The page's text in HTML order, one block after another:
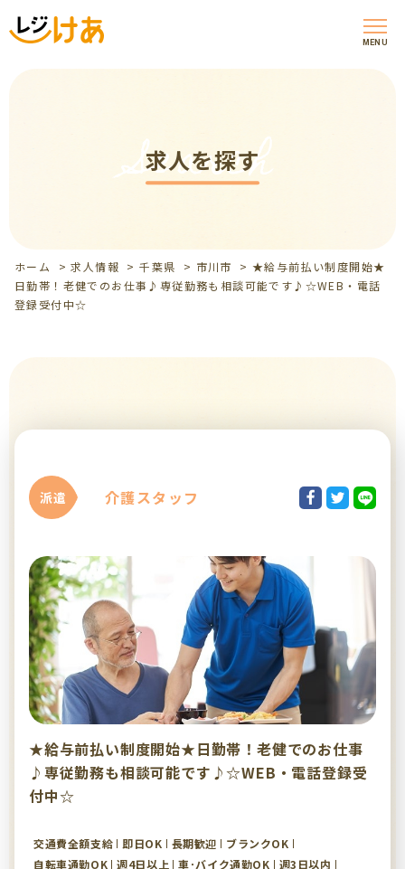
MENU
求人を探す
Search
ホーム >求人情報 >千葉県 > 市川市 >★給与前払い制度開始★
日勤帯！老健でのお仕事♪専従勤務も相談可能です♪☆WEB・電話
登録受付中☆
派遣 介護スタッフ
★給与前払い制度開始★日勤帯！老健でのお仕事
♪専従勤務も相談可能です♪☆WEB・電話登録受
付中☆
交通費全額支給 即日OK 長期歓迎
ブランクOK
自転車通勤OK
週4日以上 車･バイク通勤OK
週3日以内